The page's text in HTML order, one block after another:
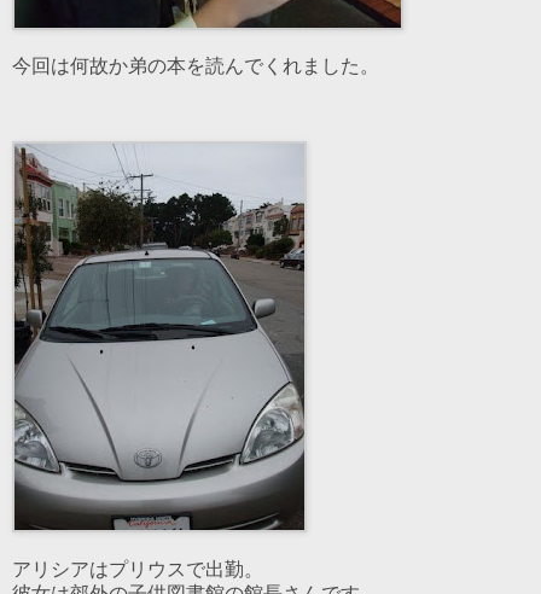
今回は何故か弟の本を読んでくれました。
アリシアはプリウスで出勤。